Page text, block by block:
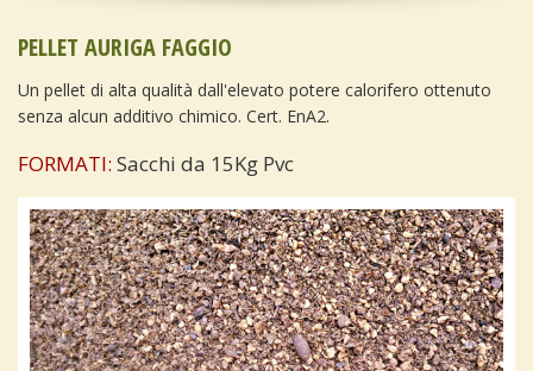
PELLET AURIGA FAGGIO
Un pellet di alta qualità dall'elevato potere calorifero ottenuto
senza alcun additivo chimico. Cert. EnA2.
FORMATI: Sacchi da 15Kg Pvc